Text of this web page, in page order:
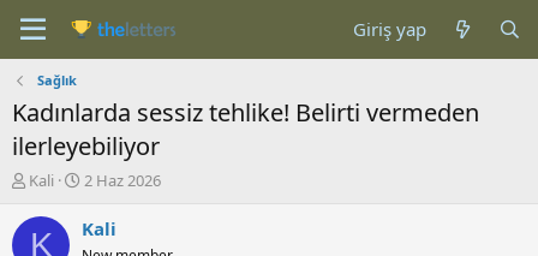
Giriş yap
Sağlık
Kadınlarda sessiz tehlike! Belirti vermeden
ilerleyebiliyor
K
n
b
Kali
B
ş
2 Haz 2026
K Kali